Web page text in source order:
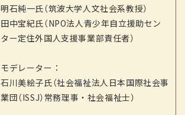
明石純一氏（筑波大学人文社会系教授）
田中宝紀氏（NPO法人青少年自立援助セン
ター定住外国人支援事業部責任者）
モデレーター：
石川美絵子氏（社会福祉法人日本国際社会事
業団（ISSJ）常務理事・社会福祉士）